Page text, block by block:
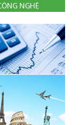
NGHỆ